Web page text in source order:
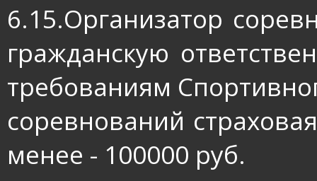
6.15.Организатор
гражданскую
требованиям
соревнований
менее - 100000 руб.